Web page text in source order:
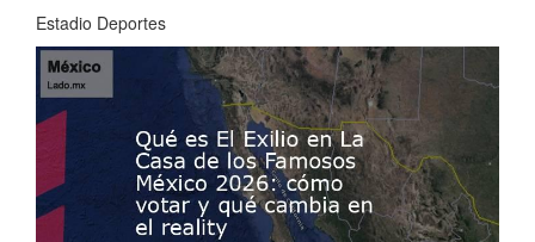
Estadio Deportes